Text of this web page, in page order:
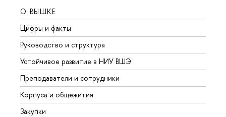
О ВЫШКЕ
Цифры и факты
Руководство и структура
Устойчивое развитие в НИУ ВШЭ
Преподаватели и сотрудники
Корпуса и общежития
Закупки